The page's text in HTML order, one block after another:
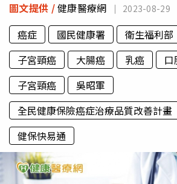
圖文提供 /健康醫療網 2023-08-29
癌症 國民健康署 衛生福利部
子宮頸癌
大腸癌 乳癌
口
子宮頸癌
吳昭軍
全民健康保險癌症治療品質改善計畫
健保快易通